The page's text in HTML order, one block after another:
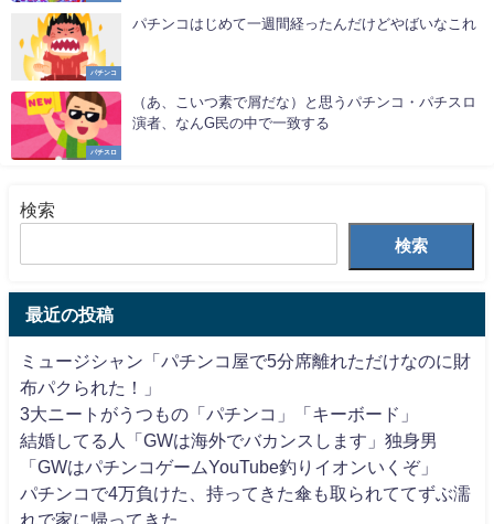
パチンコ
パチンコはじめて一週間経ったんだけどやばいなこれ
パチスロ
（あ、こいつ素で屑だな）と思うパチンコ・パチスロ
演者、なんG民の中で一致する
検索
検索
最近の投稿
ミュージシャン「パチンコ屋で5分席離れただけなのに財
布パクられた！」
3大ニートがうつもの「パチンコ」「キーボード」
結婚してる人「GWは海外でバカンスします」独身男
「GWはパチンコゲームYouTube釣りイオンいくぞ」
パチンコで4万負けた、持ってきた傘も取られててずぶ濡
れで家に帰ってきた